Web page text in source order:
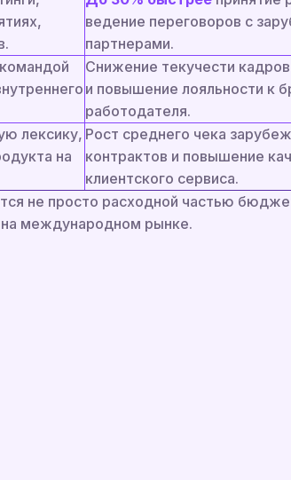
ведение переговоров с
партнерами.
Снижение текучести
и повышение лояльности к
работодателя.
лексику,
на
Рост среднего чека
контрактов и повышение
клиентского сервиса.
не просто расходной частью
на международном рынке.